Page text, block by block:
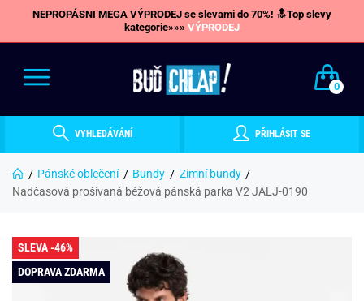
NEPROPÁSNI MEGA VÝPRODEJ se slevami do 70%! 🔝Top slevy
kategorie»»» VÝPRODEJ
0
VYHLEDÁVÁNÍ PŘIHLÁSIT SE
Pánské oblečení Bundy
Zimní bundy
Nadčasová prošívaná béžová pánská parka V2 JALJ-0190
SLEVA -46%
DOPRAVA ZDARMA